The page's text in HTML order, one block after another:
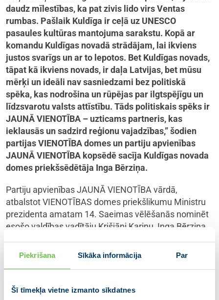
Piekrišana Sīkāka informācija Par
Šī tīmekļa vietne izmanto sīkdatnes
daudz mīlestības, ka pat zivis lido virs Ventas
rumbas. Pašlaik Kuldīga ir ceļā uz UNESCO
pasaules kultūras mantojuma sarakstu. Kopā ar
komandu Kuldīgas novadā strādājam, lai ikviens
justos svarīgs un ar to lepotos. Bet Kuldīgas novads,
tāpat kā ikviens novads, ir daļa Latvijas, bet mūsu
mērķi un ideāli nav sasniedzami bez politiskā
spēka, kas nodrošina un rūpējas par ilgtspējīgu un
līdzsvarotu valsts attīstību. Tāds politiskais spēks ir
JAUNĀ VIENOTĪBA – uzticams partneris, kas
ieklausās un sadzird reģionu vajadzības,” šodien
partijas VIENOTĪBA domes un partiju apvienības
JAUNĀ VIENOTĪBA kopsēdē sacīja Kuldīgas novada
domes priekšsēdētāja Inga Bērziņa.
Partiju apvienības JAUNĀ VIENOTĪBA vārdā,
atbalstot VIENOTĪBAS domes priekšlikumu Ministru
prezidenta amatam 14. Saeimas vēlēšanās nominēt
esošo valdības vadītāju Krišjāni Kariņu, Inga Bērziņa
spēj iedvesmot jauniešus, kā to paveica